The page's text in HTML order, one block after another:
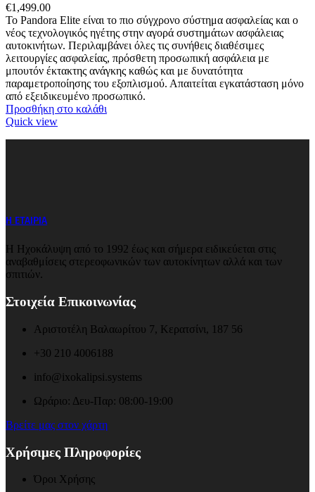
€1,499.00
Το Pandora Elite είναι το πιο σύγχρονο σύστημα ασφαλείας και o
νέος τεχνολογικός ηγέτης στην αγορά συστημάτων ασφάλειας
αυτοκινήτων. Περιλαμβάνει όλες τις συνήθεις διαθέσιμες
λειτουργίες ασφαλείας, πρόσθετη προσωπική ασφάλεια με
μπουτόν έκτακτης ανάγκης καθώς και με δυνατότητα
παραμετροποίησης του εξοπλισμού. Απαιτείται εγκατάσταση μόνο
από εξειδικευμένο προσωπικό.
Προσθήκη στο καλάθι
Quick view
Η ΕΤΑΙΡΙΑ
Η Ηχοκάλυψη από το 1992 έως και σήμερα ειδικεύεται στις
αναβαθμίσεις στερεοφωνικών των αυτοκίνητων αλλά και των
σπιτιών.
Στοιχεία Επικοινωνίας
Αριστοτέλη Βαλαωρίτου 7, Κερατσίνι, 187 56
+30 210 4006188
info@ixokalipsi.systems
Ωράριο: Δευ-Παρ: 08:00-19:00
Βρείτε μας στον χάρτη
Χρήσιμες Πληροφορίες
Όροι Χρήσης